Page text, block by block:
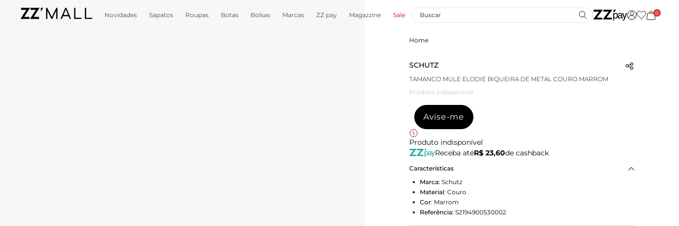
Novidades Sapatos Roupas Botas Bolsas Marcas ZZ pay Magazzine Sale 0
Home
SCHUTZ
TAMANCO MULE ELODIE BIQUEIRA DE METAL COURO MARROM
Produto indisponível
Avise-me
Produto indisponível
Receba atéR$ 23,60de cashback
Características
Marca: Schutz
Material: Couro
Cor: Marrom
Referência: S2194900530002